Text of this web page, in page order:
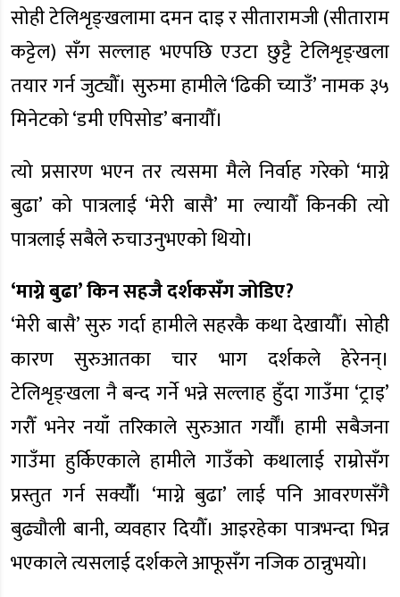
सोही टेलिशृङ्खलामा दमन दाइ र सीतारामजी (सीताराम
कट्टेल) सँग सल्लाह भएपछि एउटा छुट्टै टेलिशृङ्खला
तयार गर्न जुट्यौँ। सुरुमा हामीले ‘ढिकी च्याउँ’ नामक ३५
मिनेटको ‘डमी एपिसोड’ बनायौँ।
त्यो प्रसारण भएन तर त्यसमा मैले निर्वाह गरेको ‘माग्ने
बुढा’ को पात्रलाई ‘मेरी बासै’ मा ल्यायौँ किनकी त्यो
पात्रलाई सबैले रुचाउनुभएको थियो।
‘माग्ने बुढा’ किन सहजै दर्शकसँग जोडिए?
‘मेरी बासै’ सुरु गर्दा हामीले सहरकै कथा देखायौँ। सोही
कारण सुरुआतका चार भाग दर्शकले हेरेनन्।
टेलिशृङ्खला नै बन्द गर्ने भन्ने सल्लाह हुँदा गाउँमा ‘ट्राइ’
गरौँ भनेर नयाँ तरिकाले सुरुआत गर्यौँ। हामी सबैजना
गाउँमा हुर्किएकाले हामीले गाउँको कथालाई राम्रोसँग
प्रस्तुत गर्न सक्यौंँ। ‘माग्ने बुढा’ लाई पनि आवरणसँगै
बुढ्यौली बानी, व्यवहार दियौँ। आइरहेका पात्रभन्दा भिन्न
भएकाले त्यसलाई दर्शकले आफूसँग नजिक ठान्नुभयो।